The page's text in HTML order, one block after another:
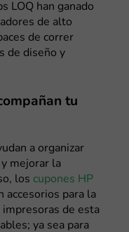
LOQ han ganado
de alto
de correr
de diseño y
tu
a organizar
mejorar la
los cupones HP
accesorios para la
de esta
ya sea para